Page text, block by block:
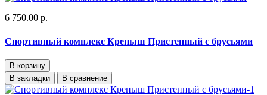
6 750.00 р.
Спортивный комплекс Крепыш Пристенный с брусьями
В корзину
В закладки
В сравнение